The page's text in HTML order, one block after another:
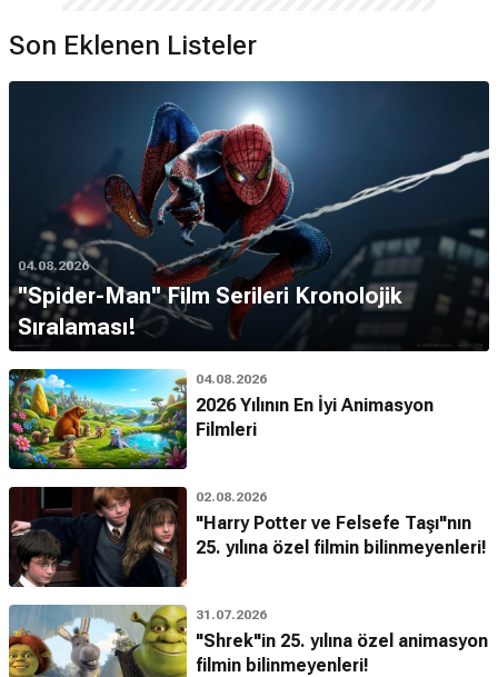
Son Eklenen Listeler
04.08.2026
''Spider-Man'' Film Serileri Kronolojik
Sıralaması!
04.08.2026
2026 Yılının En İyi Animasyon
Filmleri
02.08.2026
"Harry Potter ve Felsefe Taşı"nın
25. yılına özel filmin bilinmeyenleri!
31.07.2026
"Shrek"in 25. yılına özel animasyon
filmin bilinmeyenleri!